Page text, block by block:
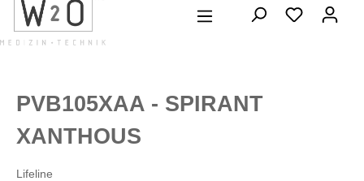
springen
PVB105XAA - SPIRANT
XANTHOUS
Lifeline